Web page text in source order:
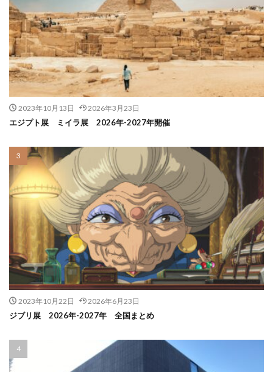
2023年10月13日 2026年3月23日
エジプト展 ミイラ展 2026年-2027年開催
2023年10月22日 2026年6月23日
ジブリ展 2026年-2027年 全国まとめ